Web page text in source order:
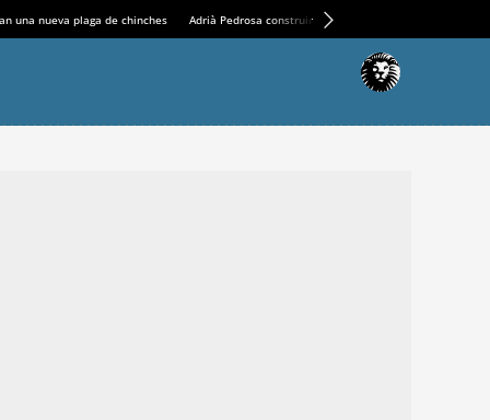
una nueva plaga de chinches Adrià Pedrosa construirá la nueva residencia en el